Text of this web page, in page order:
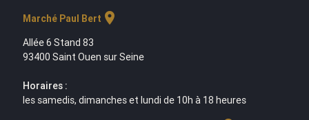
Marché Paul Bert location_on
Allée 6 Stand 83
93400 Saint Ouen sur Seine
Horaires :
les samedis, dimanches et lundi de 10h à 18 heures